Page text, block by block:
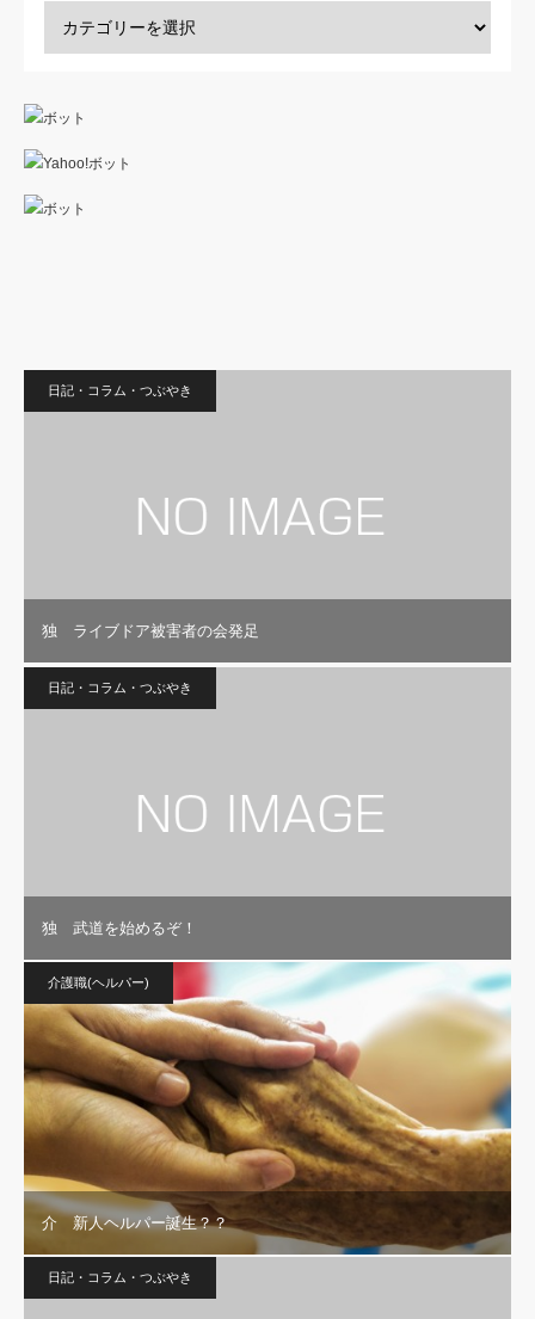
日記・コラム・つぶやき
独 ライブドア被害者の会発足
ペット
独 Saluki-サルーキ-
日記・コラム・つぶやき
独 武道を始めるぞ！
介護職(ヘルパー)
介 新人ヘルパー誕生？？
日記・コラム・つぶやき